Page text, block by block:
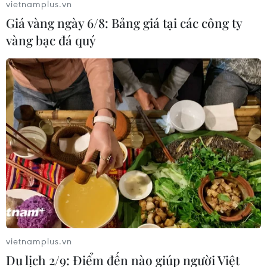
Người dân không nên tập
trung đi đổi cấp giấy phép lái xe tại thời
điểm này
26/02/2025 00:10
Những người có giấy phép lái xe ôtô sắp hết hạn sử
dụng, những người mất giấy phép lái xe ôtô mới cần
cấp đổi, cấp lại tại thời điểm này.
vietnamplus.vn
Giá vàng ngày 6/8: Bảng giá tại các công ty
vàng bạc đá quý
vietnamplus.vn
Du lịch 2/9: Điểm đến nào giúp người Việt